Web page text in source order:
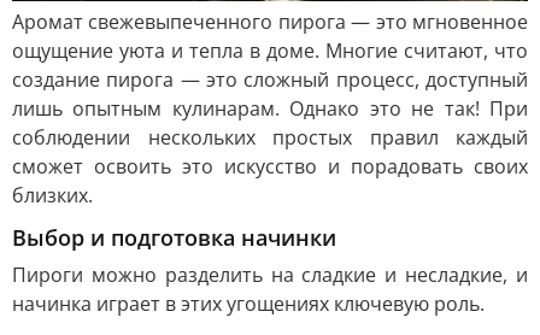
Аромат свежевыпеченного пирога — это мгновенное
ощущение уюта и тепла в доме. Многие считают, что
создание пирога — это сложный процесс, доступный
лишь опытным кулинарам. Однако это не так! При
соблюдении нескольких простых правил каждый
сможет освоить это искусство и порадовать своих
близких.
Выбор и подготовка начинки
Пироги можно разделить на сладкие и несладкие, и
начинка играет в этих угощениях ключевую роль.